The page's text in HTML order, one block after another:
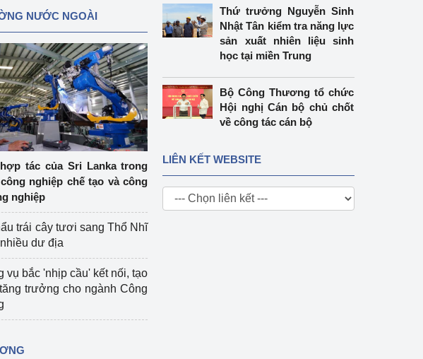
NƯỚC NGOÀI
tác của Sri Lanka trong
nghiệp chế tạo và công
nghiệp
trái cây tươi sang Thổ Nhĩ
dư địa
vụ bắc 'nhịp cầu' kết nối, tạo
trưởng cho ngành Công
Thứ trưởng Nguyễn Sinh
Nhật Tân kiểm tra năng lực
sản xuất nhiên liệu sinh
học tại miền Trung
Bộ Công Thương tổ chức
Hội nghị Cán bộ chủ chốt
về công tác cán bộ
LIÊN KẾT WEBSITE